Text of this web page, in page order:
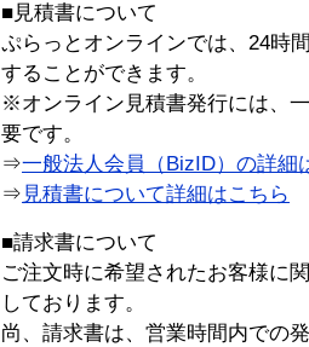
■見積書について
ぷらっとオンラインでは、24時
することができます。
※オンライン見積書発行には、
要です。
⇒一般法人会員（BizID）の詳細
⇒ 見積書について詳細はこちら
■請求書について
ご注文時に希望されたお客様に
しております。
尚、請求書は、営業時間内での